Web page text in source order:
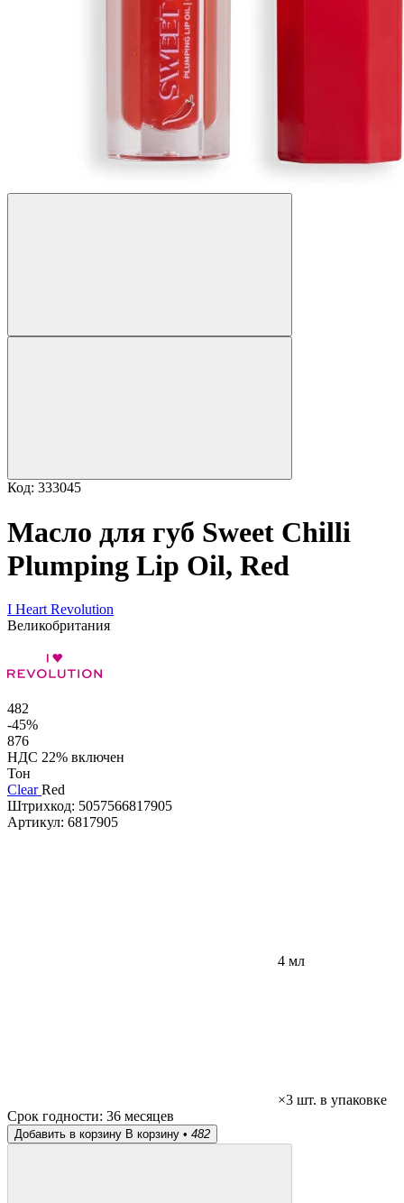
Код: 333045
Масло для губ Sweet Chilli
Plumping Lip Oil, Red
I Heart Revolution
Великобритания
482
-45%
876
НДС 22% включен
Тон
ClearRed
Штрихкод: 5057566817905
Артикул: 6817905
4 мл
×3 шт. в упаковке
Срок годности: 36 месяцев
Добавить в корзину В корзину • 482